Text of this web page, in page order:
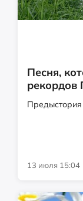
Песня,
рекордов
13 июля 15:04